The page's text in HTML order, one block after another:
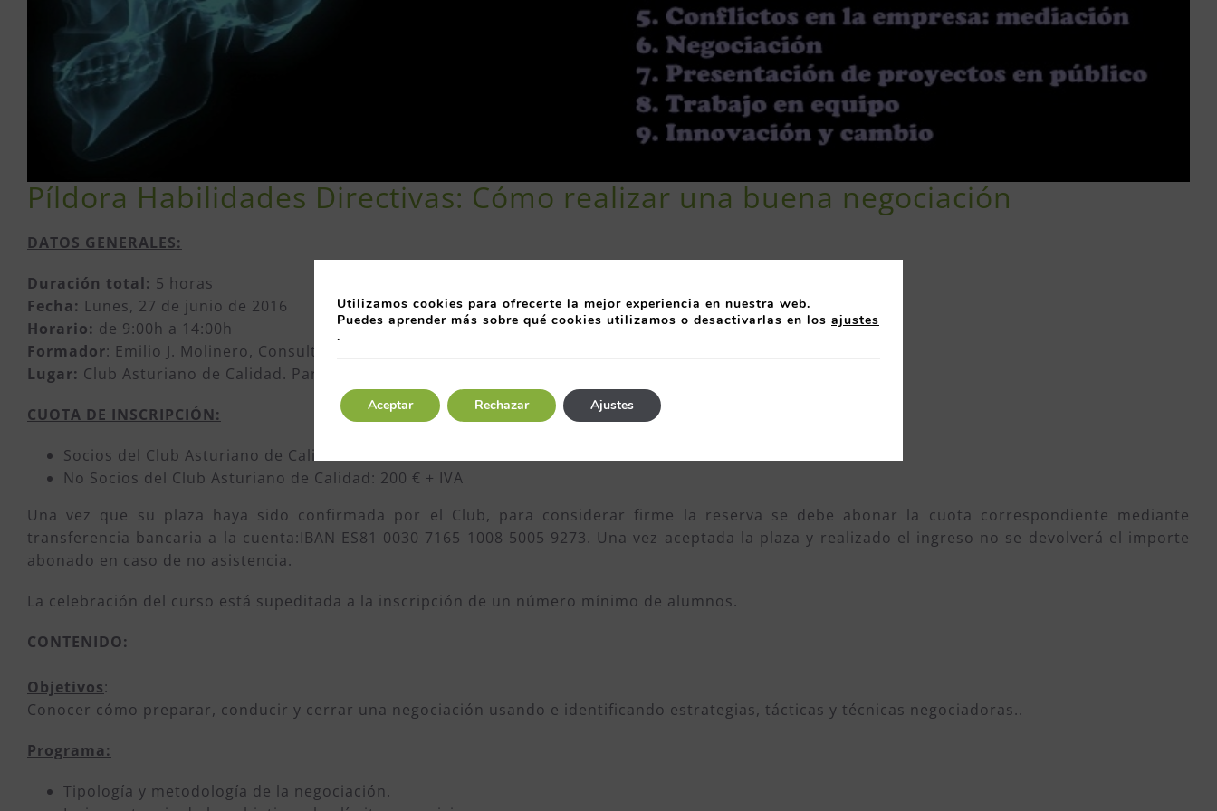
Píldora Habilidades Directivas: Cómo realizar una buena negociación
DATOS GENERALES:
Duración total: 5 horas
Fecha: Lunes, 27 de junio de 2016
Horario: de 9:00h a 14:00h
Formador: Emilio J. Molinero, Consultor de Formastur.
Lugar: Club Asturiano de Calidad. Parque Empresarial de Asipo. C/Secundino Roces Riera, nº 1, 2ª planta. Llanera
CUOTA DE INSCRIPCIÓN:
Socios del Club Asturiano de Calidad: 90 € + IVA
No Socios del Club Asturiano de Calidad: 200 € + IVA
Una vez que su plaza haya sido confirmada por el Club, para considerar firme la reserva se debe abonar la cuota correspondiente mediante
transferencia bancaria a la cuenta:IBAN ES81 0030 7165 1008 5005 9273. Una vez aceptada la plaza y realizado el ingreso no se devolverá el importe
abonado en caso de no asistencia.
La celebración del curso está supeditada a la inscripción de un número mínimo de alumnos.
CONTENIDO:
Objetivos:
Conocer cómo preparar, conducir y cerrar una negociación usando e identificando estrategias, tácticas y técnicas negociadoras..
Programa:
Tipología y metodología de la negociación.
Utilizamos cookies para ofrecerte la mejor experiencia en nuestra web.
Puedes aprender más sobre qué cookies utilizamos o desactivarlas en los ajustes
.
Aceptar Rechazar Ajustes